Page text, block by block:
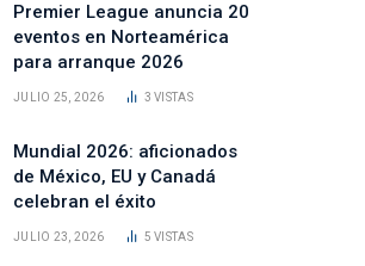
Premier League anuncia 20
eventos en Norteamérica
para arranque 2026
JULIO 25, 2026 3VISTAS
Mundial 2026: aficionados
de México, EU y Canadá
celebran el éxito
JULIO 23, 2026 5VISTAS